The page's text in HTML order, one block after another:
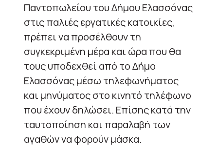
Παντοπωλείου του Δήμου Ελασσόνας
στις παλιές εργατικές κατοικίες,
πρέπει να προσέλθουν τη
συγκεκριμένη μέρα και ώρα που θα
τους υποδεχθεί από το Δήμο
Ελασσόνας μέσω τηλεφωνήματος
και μηνύματος στο κινητό τηλέφωνο
που έχουν δηλώσει. Επίσης κατά την
ταυτοποίηση και παραλαβή των
αγαθών να φορούν μάσκα.